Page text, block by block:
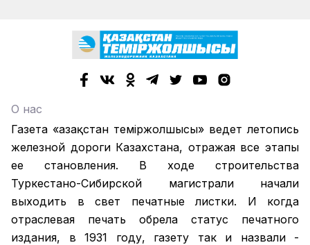
О нас
Газета «Қазақстан теміржолшысы» ведет летопись
железной дороги Казахстана, отражая все этапы
ее становления. В ходе строительства
Туркестано-Сибирской магистрали начали
выходить в свет печатные листки. И когда
отраслевая печать обрела статус печатного
издания, в 1931 году, газету так и назвали -